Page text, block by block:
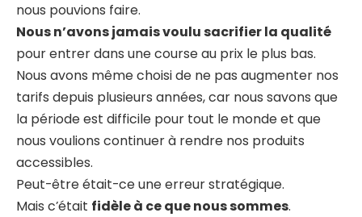
nous pouvions faire.
Nous n’avons jamais voulu sacrifier la qualité
pour entrer dans une course au prix le plus bas.
Nous avons même choisi de ne pas augmenter nos
tarifs depuis plusieurs années, car nous savons que
la période est difficile pour tout le monde et que
nous voulions continuer à rendre nos produits
accessibles.
Peut-être était-ce une erreur stratégique.
Mais c’était fidèle à ce que nous sommes.